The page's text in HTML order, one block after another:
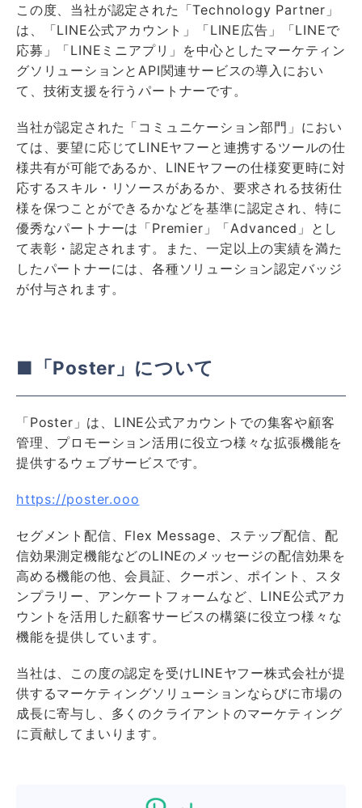
この度、当社が認定された「Technology Partner」
は、「LINE公式アカウント」「LINE広告」「LINEで
応募」「LINEミニアプリ」を中心としたマーケティン
グソリューションとAPI関連サービスの導入におい
て、技術支援を行うパートナーです。
当社が認定された「コミュニケーション部門」におい
ては、要望に応じてLINEヤフーと連携するツールの仕
様共有が可能であるか、LINEヤフーの仕様変更時に対
応するスキル・リソースがあるか、要求される技術仕
様を保つことができるかなどを基準に認定され、特に
優秀なパートナーは「Premier」「Advanced」とし
て表彰・認定されます。また、一定以上の実績を満た
したパートナーには、各種ソリューション認定バッジ
が付与されます。
■「Poster」について
「Poster」は、LINE公式アカウントでの集客や顧客
管理、プロモーション活用に役立つ様々な拡張機能を
提供するウェブサービスです。
https://poster.ooo
セグメント配信、Flex Message、ステップ配信、配
信効果測定機能などのLINEのメッセージの配信効果を
高める機能の他、会員証、クーポン、ポイント、スタ
ンプラリー、アンケートフォームなど、LINE公式アカ
ウントを活用した顧客サービスの構築に役立つ様々な
機能を提供しています。
当社は、この度の認定を受けLINEヤフー株式会社が提
供するマーケティングソリューションならびに市場の
成⻑に寄与し、多くのクライアントのマーケティング
に貢献してまいります。